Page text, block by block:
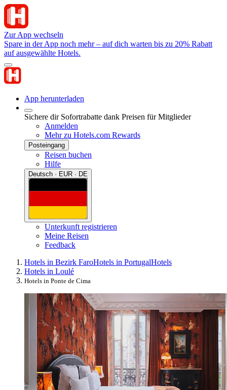
Zur App wechseln
Spare in der App noch mehr – auf dich warten bis zu 20% Rabatt
auf ausgewählte Hotels.
App herunterladen
Sichere dir Sofortrabatte dank Preisen für Mitglieder
Anmelden
Mehr zu Hotels.com Rewards
Posteingang
Reisen buchen
Hilfe
Deutsch · EUR · DE
Unterkunft registrieren
Meine Reisen
Feedback
Hotels in Bezirk FaroHotels in PortugalHotels
Hotels in Loulé
Hotels in Ponte de Cima